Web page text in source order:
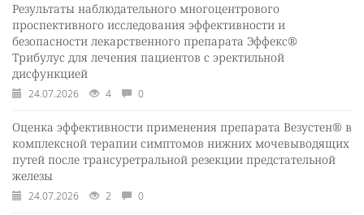
Результаты наблюдательного многоцентрового
проспективного исследования эффективности и
безопасности лекарственного препарата Эффекс®
Трибулус для лечения пациентов с эректильной
дисфункцией
24.07.2026 4 0
Оценка эффективности применения препарата Везустен® в
комплексной терапии симптомов нижних мочевыводящих
путей после трансуретральной резекции предстательной
железы
24.07.2026 2 0